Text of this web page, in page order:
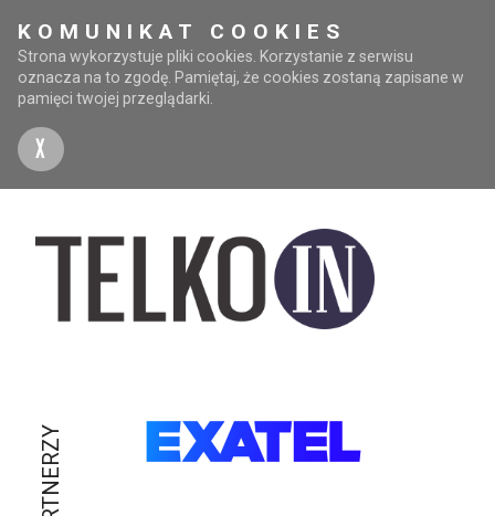
KOMUNIKAT COOKIES
Strona wykorzystuje pliki cookies. Korzystanie z serwisu
oznacza na to zgodę. Pamiętaj, że cookies zostaną zapisane w
pamięci twojej przeglądarki.
X
PARTNERZY